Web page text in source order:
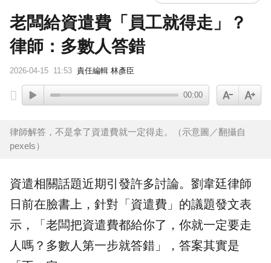
老闆給資遣費「員工就得走」？
律師：多數人答錯
2026-04-15 11:53 責任編輯 林彥臣
00:00
律師解答，不是拿了資遣費就一定得走。（示意圖／翻攝自
pexels）
資遣相關話題近期引發許多討論。 劉韋廷律師
日前在臉書上，針對「資遣費」的議題發文表
示，「老闆把資遣費都給你了，你就一定要走
人嗎？多數人第一步就答錯」，答案其實是